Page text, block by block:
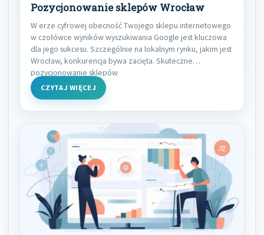
Pozycjonowanie sklepów Wrocław
W erze cyfrowej obecność Twojego sklepu internetowego
w czołówce wyników wyszukiwania Google jest kluczowa
dla jego sukcesu. Szczególnie na lokalnym rynku, jakim jest
Wrocław, konkurencja bywa zacięta. Skuteczne
pozycjonowanie sklepów
CZYTAJ WIĘCEJ